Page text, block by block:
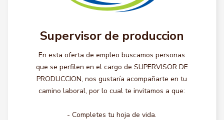
Supervisor de produccion
En esta oferta de empleo buscamos personas
que se perfilen en el cargo de SUPERVISOR DE
PRODUCCION, nos gustaría acompañarte en tu
camino laboral, por lo cual te invitamos a que:
- Completes tu hoja de vida.